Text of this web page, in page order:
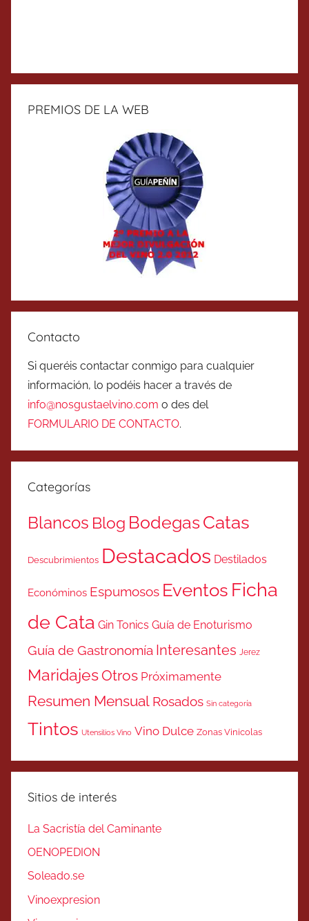
PREMIOS DE LA WEB
Contacto
Si queréis contactar conmigo para cualquier
información, lo podéis hacer a través de
info@nosgustaelvino.com o des del
FORMULARIO DE CONTACTO.
Categorías
Blancos Blog BodegasCatas
Descubrimientos Destacados Destilados
Económinos Espumosos Eventos Ficha
de Cata Gin Tonics Guía de Enoturismo
Guía de Gastronomía Interesantes Jerez
MaridajesOtros Próximamente
Resumen Mensual Rosados Sin categoría
Tintos Utensilios Vino Vino Dulce Zonas Vinicolas
Sitios de interés
La Sacristía del Caminante
OENOPEDION
Soleado.se
Vinoexpresion